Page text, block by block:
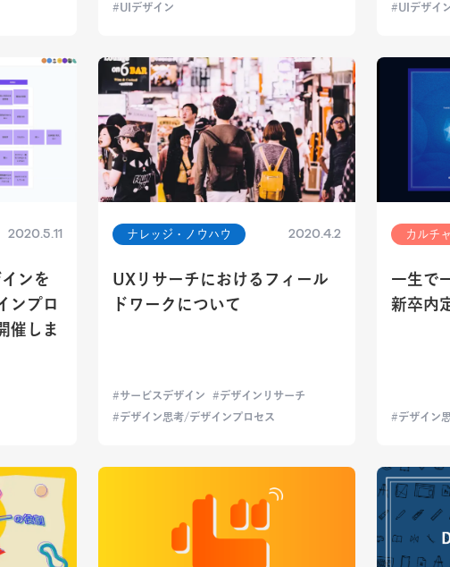
UIデザイン
UIデザイ
2020.5.11
ンを
ンプロ
催しま
ナレッジ・ノウハウ 2020.4.2
UXリサーチにおけるフィール
ドワークについて
サービスデザイン
デザインリサーチ
デザイン思考/デザインプロセス
カルチ
一生で
新卒内
デザイン